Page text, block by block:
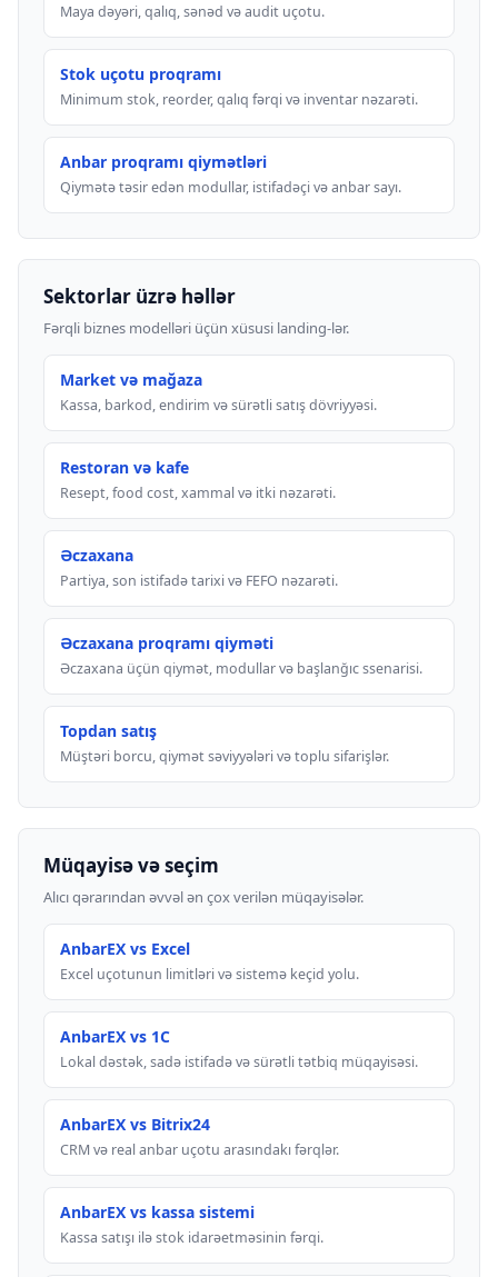
Maya dəyəri, qalıq, sənəd və audit uçotu.
Stok uçotu proqramı
Minimum stok, reorder, qalıq fərqi və inventar nəzarəti.
Anbar proqramı qiymətləri
Qiymətə təsir edən modullar, istifadəçi və anbar sayı.
Sektorlar üzrə həllər
Fərqli biznes modelləri üçün xüsusi landing-lər.
Market və mağaza
Kassa, barkod, endirim və sürətli satış dövriyyəsi.
Restoran və kafe
Resept, food cost, xammal və itki nəzarəti.
Əczaxana
Partiya, son istifadə tarixi və FEFO nəzarəti.
Əczaxana proqramı qiyməti
Əczaxana üçün qiymət, modullar və başlanğıc ssenarisi.
Topdan satış
Müştəri borcu, qiymət səviyyələri və toplu sifarişlər.
Müqayisə və seçim
Alıcı qərarından əvvəl ən çox verilən müqayisələr.
AnbarEX vs Excel
Excel uçotunun limitləri və sistemə keçid yolu.
AnbarEX vs 1C
Lokal dəstək, sadə istifadə və sürətli tətbiq müqayisəsi.
AnbarEX vs Bitrix24
CRM və real anbar uçotu arasındakı fərqlər.
AnbarEX vs kassa sistemi
Kassa satışı ilə stok idarəetməsinin fərqi.